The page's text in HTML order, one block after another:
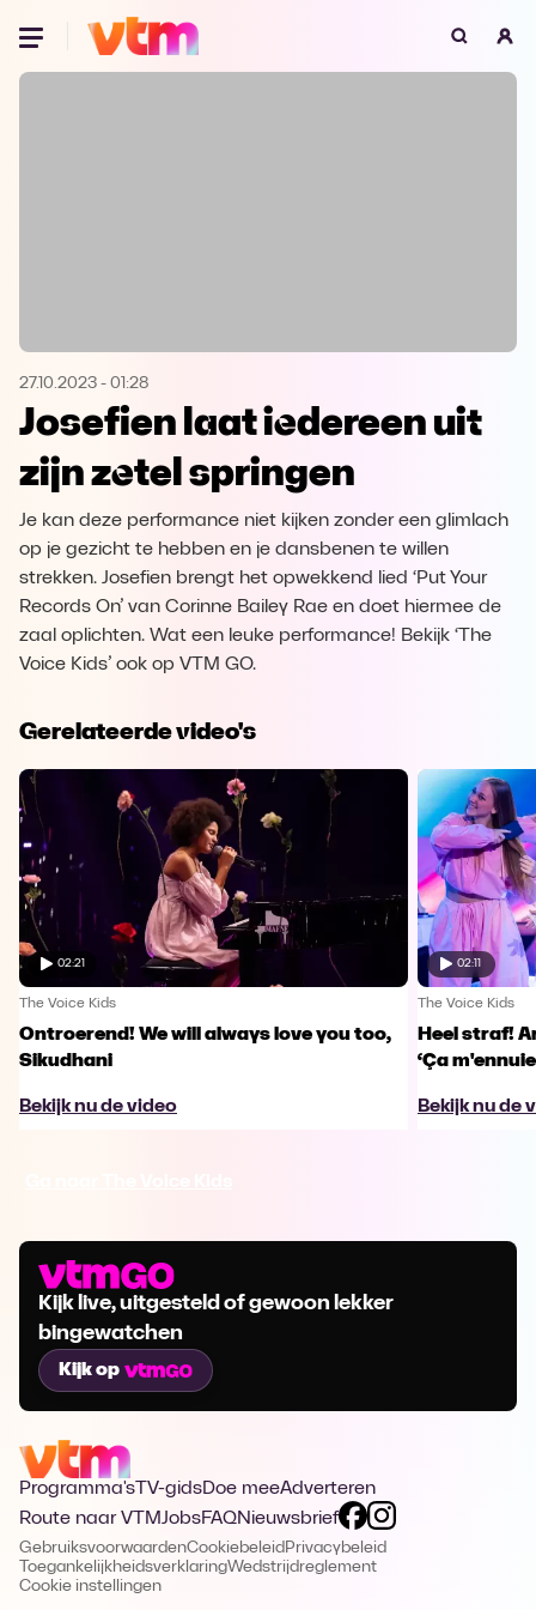
Oeps, browser niet ondersteund
Microsoft Edge Download
Opera
27.10.2023 - 01:28
Josefien laat iedereen uit
zijn zetel springen
Je kan deze performance niet kijken zonder een glimlach
op je gezicht te hebben en je dansbenen te willen
strekken. Josefien brengt het opwekkend lied ‘Put Your
Records On’ van Corinne Bailey Rae en doet hiermee de
zaal oplichten. Wat een leuke performance! Bekijk ‘The
Voice Kids’ ook op VTM GO.
Gerelateerde video's
02:21
The Voice Kids
Ontroerend! We will always love you too,
Sikudhani
Bekijk nu de video
02:11
The Voice Kids
Heel straf!
‘Ça
Bekijk nu de
Kijk live, uitgesteld of gewoon lekker
bingewatchen
Kijk op
Programma's TV-gidsDoe meeAdverteren
Route naar VTMJobsFAQNieuwsbrief
GebruiksvoorwaardenCookiebeleid Privacybeleid
ToegankelijkheidsverklaringWedstrijdreglement
Cookie instellingen